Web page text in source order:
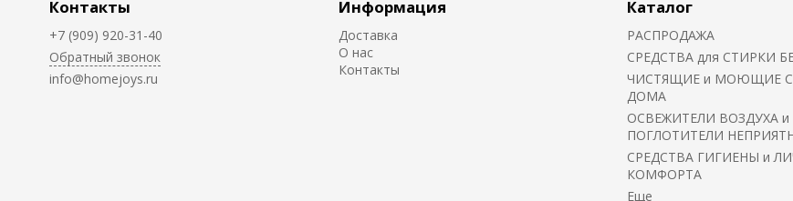
Контакты
+7 (909) 920-31-40
Обратный звонок
info@homejoys.ru
Информация
Доставка
О нас
Контакты
Каталог
РАСПРОДАЖА
СРЕДСТВА для СТИРКИ
ЧИСТЯЩИЕ и МОЮЩИЕ
ДОМА
ОСВЕЖИТЕЛИ ВОЗДУХА и
ПОГЛОТИТЕЛИ
СРЕДСТВА ГИГИЕНЫ и
КОМФОРТА